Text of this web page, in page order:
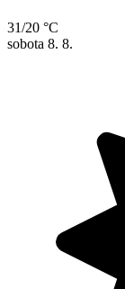
31/20 °C
sobota 8. 8.